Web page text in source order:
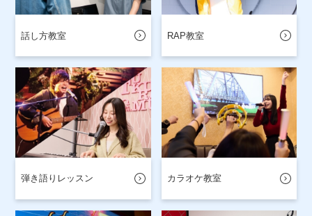
話し方教室 RAP教室
弾き語りレッスン カラオケ教室